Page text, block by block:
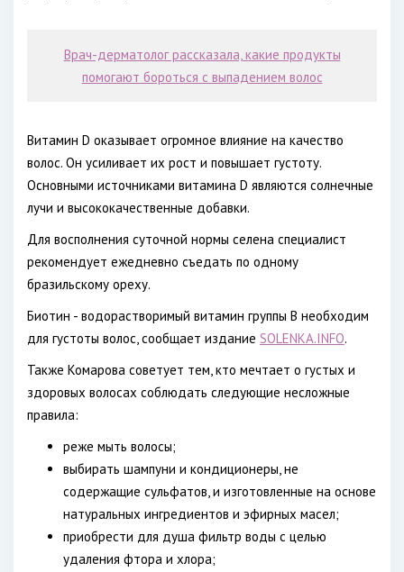
Врач-дерматолог рассказала, какие продукты
помогают бороться с выпадением волос
Витамин D оказывает огромное влияние на качество
волос. Он усиливает их рост и повышает густоту.
Основными источниками витамина D являются солнечные
лучи и высококачественные добавки.
Для восполнения суточной нормы селена специалист
рекомендует ежедневно съедать по одному
бразильскому ореху.
Биотин - водорастворимый витамин группы В необходим
для густоты волос, сообщает издание SOLENKA.INFO.
Также Комарова советует тем, кто мечтает о густых и
здоровых волосах соблюдать следующие несложные
правила:
реже мыть волосы;
выбирать шампуни и кондиционеры, не
содержащие сульфатов, и изготовленные на основе
натуральных ингредиентов и эфирных масел;
приобрести для душа фильтр воды с целью
удаления фтора и хлора;